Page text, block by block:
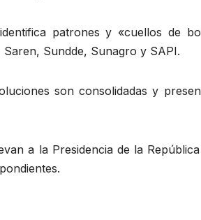
patrones y «cuellos de
Sundde, Sunagro y SAPI.
son consolidadas y
a la Presidencia de la